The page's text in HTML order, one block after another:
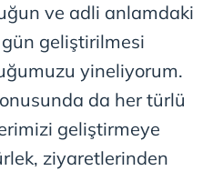
ve adli anlamdaki
geliştirilmesi
yineliyorum.
da her türlü
geliştirmeye
ziyaretlerinden